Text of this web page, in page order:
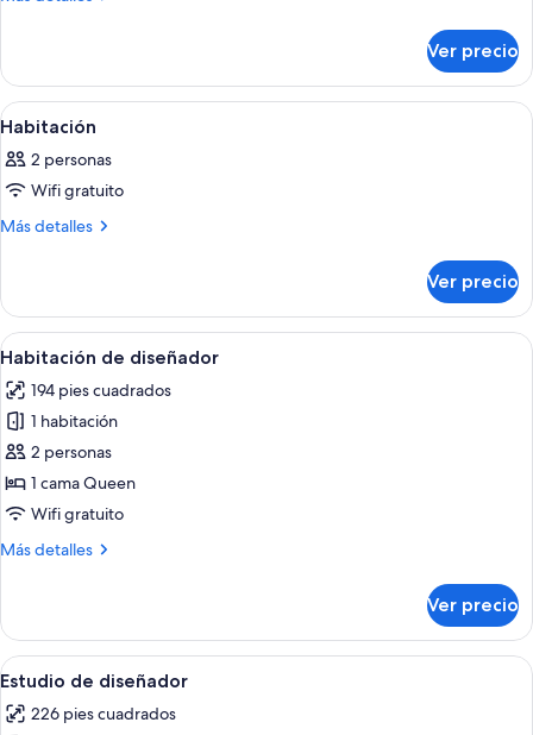
Ver precio
Abrir
todas
las
fotos
de
Un dormitorio con cama, mesita de
18
Habitación
2 personas
Wifi gratuito
Más detalles
Más
Ver precio
Abrir
todas
las
fotos
de
Habitación
de
Una habitación de hotel con cama,
22
Habitación de diseñador
194 pies cuadrados
1 habitación
2 personas
1 cama Queen
Wifi gratuito
Más detalles
Más
de
diseñador
Ver precio
Abrir
todas
las
Una habitación de hotel con cama,
32
Estudio de diseñador
226 pies cuadrados